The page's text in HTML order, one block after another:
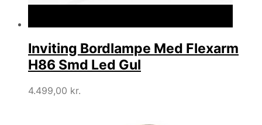
Inviting Bordlampe Med Flexarm
H86 Smd Led Gul
4.499,00 kr.